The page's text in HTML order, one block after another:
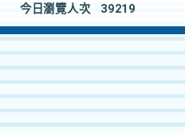
今日瀏覽人次
39219